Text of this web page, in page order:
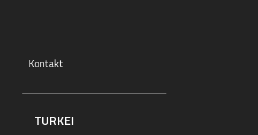
Kontakt
TURKEI